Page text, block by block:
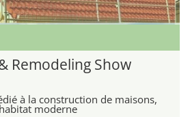
Remodeling Show
à la construction de maisons,
moderne